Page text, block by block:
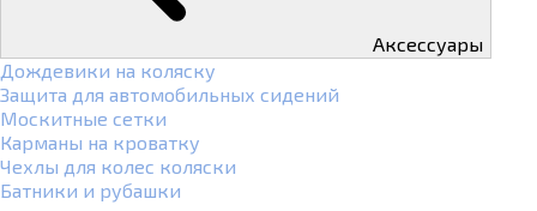
Аксессуары
Дождевики на коляску
Защита для автомобильных сидений
Москитные сетки
Карманы на кроватку
Чехлы для колес коляски
Батники и рубашки